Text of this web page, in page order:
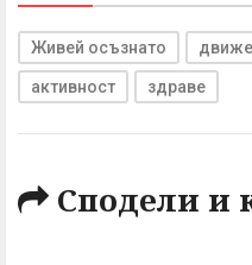
Живей осъзнато
активност здраве
Сподели и